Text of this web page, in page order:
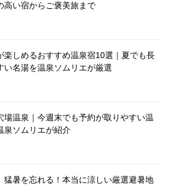
高い宿からご褒美旅まで
楽しめるおすすめ温泉宿10選｜夏でも長
い名湯を温泉ソムリエが厳選
場温泉｜今週末でも予約が取りやすい温
泉ソムリエが紹介
猛暑を忘れる！本当に涼しい厳選避暑地